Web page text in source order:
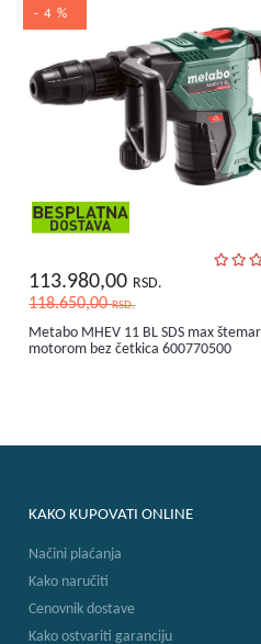
- 4 %
113.980,00 RSD.
118.650,00RSD.
Metabo MHEV 11 BL SDS max
motorom bez četkica 600770500
KAKO KUPOVATI ONLINE
Načini plaćanja
Kako naručiti
Cenovnik dostave
Kako ostvariti garanciju